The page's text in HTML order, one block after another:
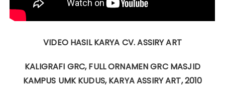
VIDEO HASIL KARYA CV. ASSIRY ART
KALIGRAFI GRC, FULL ORNAMEN GRC MASJID
KAMPUS UMK KUDUS, KARYA ASSIRY ART, 2010